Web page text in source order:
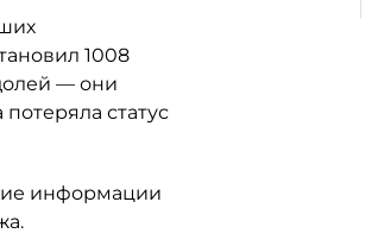
1008
— они
статус
информации